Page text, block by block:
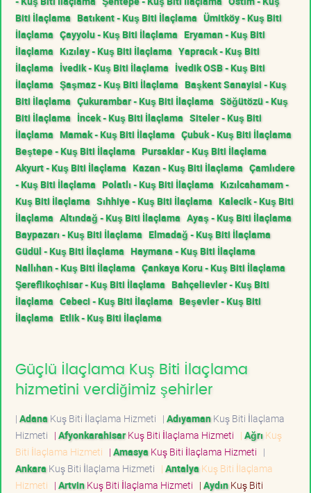
Biti İlaçlama Batıkent - Kuş Biti İlaçlama Ümitköy - Kuş Biti
İlaçlama Çayyolu - Kuş Biti İlaçlama Eryaman - Kuş Biti
İlaçlama Kızılay - Kuş Biti İlaçlama Yapracık - Kuş Biti
İlaçlama İvedik - Kuş Biti İlaçlama İvedik OSB - Kuş Biti
İlaçlama Şaşmaz - Kuş Biti İlaçlama Başkent Sanayisi - Kuş
Biti İlaçlama Çukurambar - Kuş Biti İlaçlama Söğütözü - Kuş
Biti İlaçlama İncek - Kuş Biti İlaçlama Siteler - Kuş Biti
İlaçlama Mamak - Kuş Biti İlaçlama Çubuk - Kuş Biti İlaçlama
Beştepe - Kuş Biti İlaçlama Pursaklar - Kuş Biti İlaçlama
Akyurt - Kuş Biti İlaçlama Kazan - Kuş Biti İlaçlama Çamlıdere
- Kuş Biti İlaçlama Polatlı - Kuş Biti İlaçlama Kızılcahamam -
Kuş Biti İlaçlama Sıhhiye - Kuş Biti İlaçlama Kalecik - Kuş Biti
İlaçlama Altındağ - Kuş Biti İlaçlama Ayaş - Kuş Biti İlaçlama
Baypazarı - Kuş Biti İlaçlama Elmadağ - Kuş Biti İlaçlama
Güdül - Kuş Biti İlaçlama Haymana - Kuş Biti İlaçlama
Nallıhan - Kuş Biti İlaçlama Çankaya Koru - Kuş Biti İlaçlama
Şereflikoçhisar - Kuş Biti İlaçlama Bahçelievler - Kuş Biti
İlaçlama Cebeci - Kuş Biti İlaçlama Beşevler - Kuş Biti
İlaçlama Etlik - Kuş Biti İlaçlama
Güçlü İlaçlama Kuş Biti İlaçlama
hizmetini verdiğimiz şehirler
| Adana Kuş Biti İlaçlama Hizmeti | AdıyamanKuş Biti İlaçlama
Hizmeti | AfyonkarahisarKuş Biti İlaçlama Hizmeti | Ağrı Kuş
Biti İlaçlama Hizmeti | Amasya Kuş Biti İlaçlama Hizmeti |
Ankara Kuş Biti İlaçlama Hizmeti | Antalya Kuş Biti İlaçlama
Hizmeti | ArtvinKuş Biti İlaçlama Hizmeti | AydınKuş Biti